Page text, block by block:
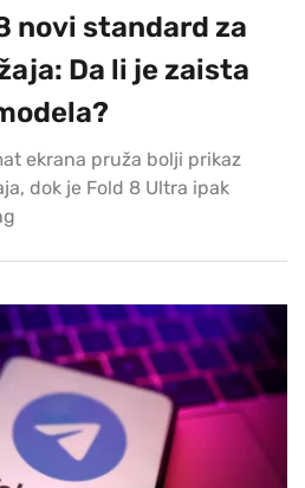
novi standard za
Da li je zaista
ekrana pruža bolji prikaz
dok je Fold 8 Ultra ipak